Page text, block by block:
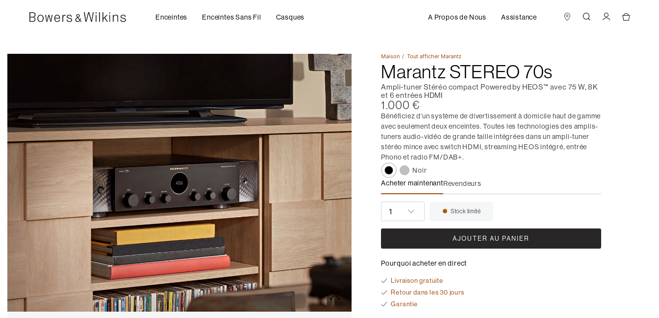
Enceintes Enceintes Sans Fil Casques A Propos de Nous Assistance
Maison Tout afficher Marantz
Marantz STEREO 70s
Ampli-tuner Stéréo compact Powered by HEOS™ avec 75 W, 8K
et 6 entrées HDMI
1.000 €
Bénéficiez d'un système de divertissement à domicile haut de gamme
avec seulement deux enceintes. Toutes les technologies des amplis-
tuners audio-vidéo de grande taille intégrées dans un ampli-tuner
stéréo mince avec switch HDMI, streaming HEOS intégré, entrée
Phono et radio FM/DAB+.
Noir
Acheter maintenant
Marantz STEREO 70s
Revendeurs
Disponibilité:
Stock limité
AJOUTER AU PANIER
Pourquoi acheter en direct
Livraison gratuite
Retour dans les 30 jours
Garantie